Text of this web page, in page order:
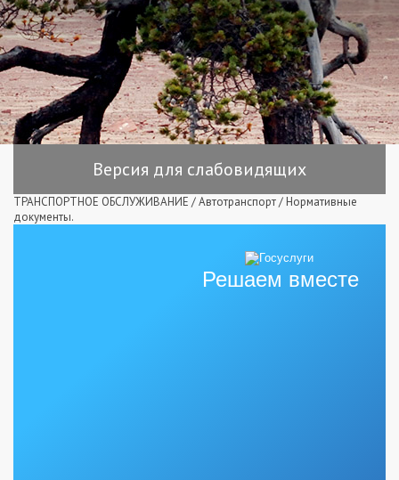
Версия для слабовидящих
ТРАНСПОРТНОЕ ОБСЛУЖИВАНИЕ /Автотранспорт/ Нормативные
документы.
Решаем вместе